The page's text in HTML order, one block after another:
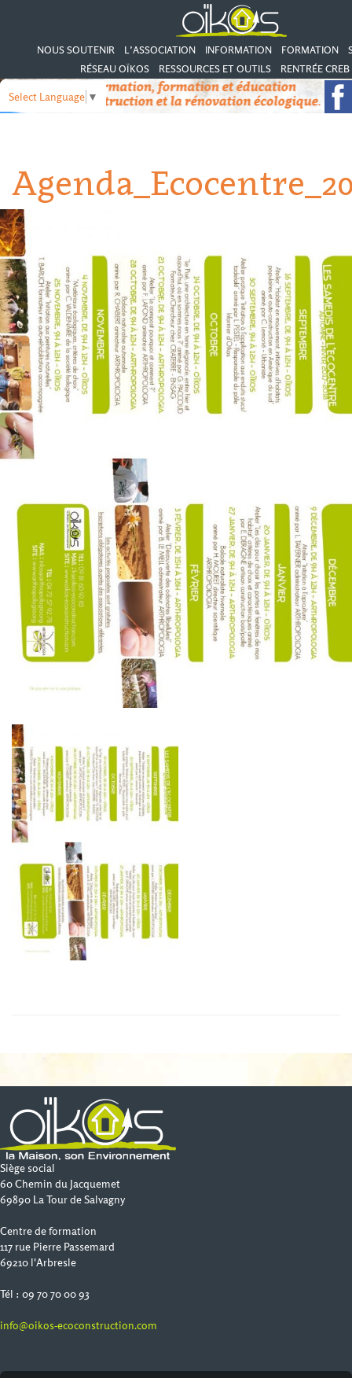
NOUS SOUTENIR L’ASSOCIATION INFORMATION FORMATION
RÉSEAU OÏKOS
RESSOURCES ET OUTILS RENTRÉE
Select Language ▼
Siège social
60 Chemin du Jacquemet
69890 La Tour de Salvagny
Centre de formation
117 rue Pierre Passemard
69210 l'Arbresle
Tél : 09 70 70 00 93
info@oikos-ecoconstruction.com